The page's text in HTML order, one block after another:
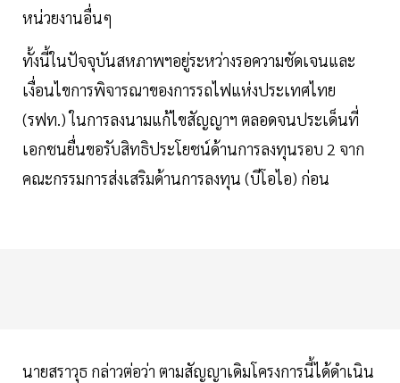
หน่วยงานอื่นๆ
ทั้งนี้ในปัจจุบันสหภาพฯอยู่ระหว่างรอความชัดเจนและ
เงื่อนไขการพิจารณาของการรถไฟแห่งประเทศไทย
(รฟท.) ในการลงนามแก้ไขสัญญาฯ ตลอดจนประเด็นที่
เอกชนยื่นขอรับสิทธิประโยชน์ด้านการลงทุนรอบ 2 จาก
คณะกรรมการส่งเสริมด้านการลงทุน (บีโอไอ) ก่อน
นายสราวุธ กล่าวต่อว่า ตามสัญญาเดิมโครงการนี้ได้ดำเนิน